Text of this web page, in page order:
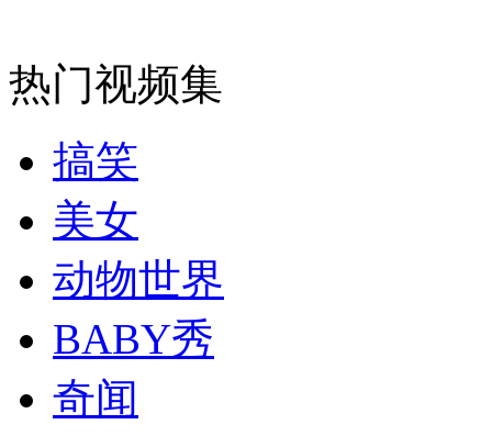
走！跟着总书记去植树
消防员救轻生者
纽约上演“枕头大战”
司机酒驾遇交警 急速倒车逃窜
热门视频集
搞笑
美女
动物世界
BABY秀
奇闻